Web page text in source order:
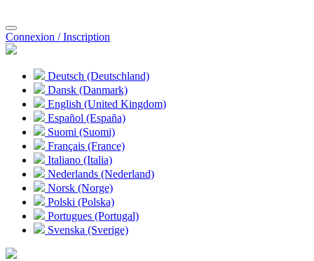
Connexion / Inscription
Deutsch (Deutschland)
Dansk (Danmark)
English (United Kingdom)
Español (España)
Suomi (Suomi)
Français (France)
Italiano (Italia)
Nederlands (Nederland)
Norsk (Norge)
Polski (Polska)
Portugues (Portugal)
Svenska (Sverige)